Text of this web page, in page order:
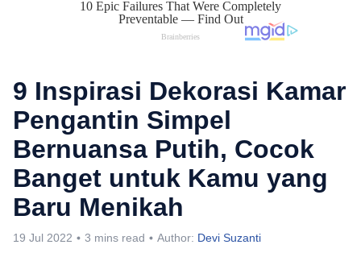
9 Inspirasi Dekorasi Kamar
Pengantin Simpel
Bernuansa Putih, Cocok
Banget untuk Kamu yang
Baru Menikah
19 Jul 2022 3 mins read Author: Devi Suzanti